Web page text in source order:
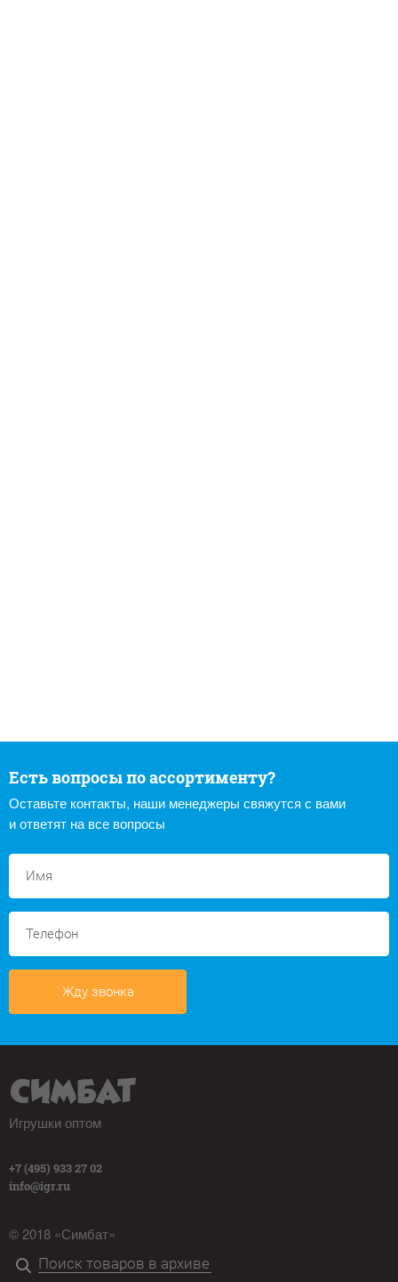
Есть вопросы по ассортименту?
Оставьте контакты, наши менеджеры свяжутся с вами
и ответят на все вопросы
Жду звонка
Игрушки оптом
+7 (495) 933 27 02
info@igr.ru
© 2018 «Симбат»